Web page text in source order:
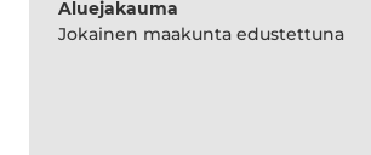
Aluejakauma
Jokainen maakunta edustettuna